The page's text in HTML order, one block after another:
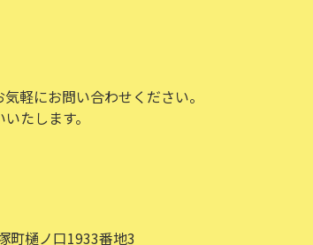
軽にお問い合わせください。
たします。
町樋ノ口1933番地3